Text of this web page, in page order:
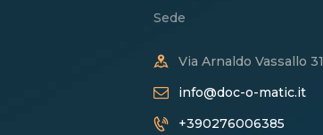
Sede
Via Arnaldo Vassallo 31
info@doc-o-matic.it
+390276006385